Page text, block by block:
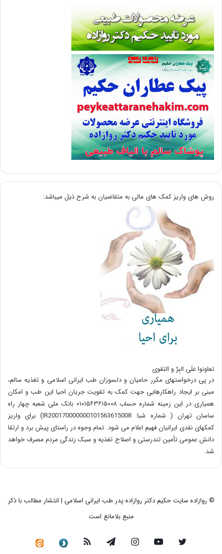
روش های واریز کمک های مالی به متقاضیان به شرح ذیل میباشد:
تعاونوا عَلَی البِرِّ و التقوی
در پی درخواستهای مکرر حامیان و دلسوزان طب ایرانی اسلامی و تغذیه سالم،
مبنی بر ایجاد راهکارهایی جهت کمک به تقویت جریان احیا این طب و امکان
همیاری در این زمینه شماره حساب ۰۱۰۱۵۶۳۶۱۵۰۰۸ بانک ملی شعبه چهار راه
ساسان تهران ( شماره شبا: IR200170000000101563615008) برای واریز
کمکهای نقدی ایرانیان فهیم اعلام می شود. تمام وجوه در راستای پیش برد و ارتقا
دانش عمومی تأمین تندرستی و اصلاح تغذیه و سبک زندگی مردم مصرف خواهد
شد.
© روازاده سایت حکیم دکتر روازاده پدر طب ایرانی اسلامی | انتشار مطالب با ذکر
منبع بلامانع است
توییتر یوتیوب اینستاگرامتلگرام خوراک سروش